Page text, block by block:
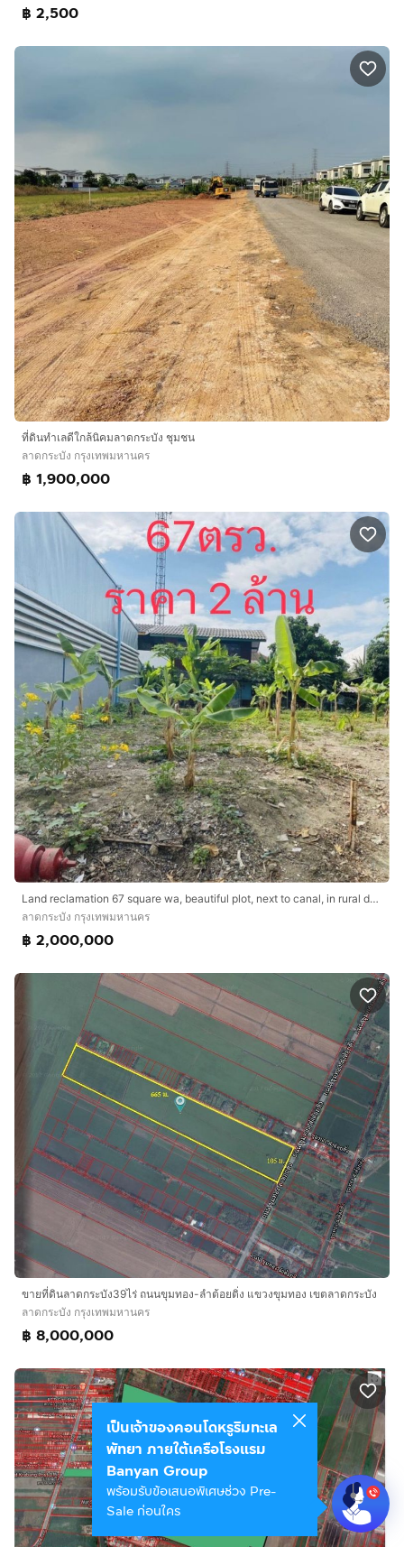
฿ 2,500
ที่ดินทำเลดีใกล้นิคมลาดกระบัง ชุมชน
ลาดกระบัง กรุงเทพมหานคร
฿ 1,900,000
Land reclamation 67 square wa, beautiful plot, next to canal, in rural development area 3, Soi Jintana
ลาดกระบัง กรุงเทพมหานคร
฿ 2,000,000
ขายที่ดินลาดกระบัง39ไร่ ถนนขุมทอง-ลำต้อยติ่ง แขวงขุมทอง เขตลาดกระบัง
ลาดกระบัง กรุงเทพมหานคร
฿ 8,000,000
เป็นเจ้าของคอนโดหรูริมทะเล
พัทยา ภายใต้เครือโรงแรม
Banyan Group
พร้อมรับข้อเสนอพิเศษช่วง Pre-
Sale ก่อนใคร